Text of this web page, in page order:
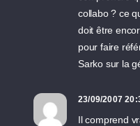
collabo ? ce
doit être
pour faire
Sarko sur la
23/09/2007
Il comprend